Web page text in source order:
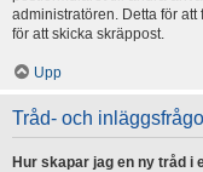
administratören. Detta för
för att skicka skräppost.
Upp
Tråd- och
Hur skapar jag en ny tråd i